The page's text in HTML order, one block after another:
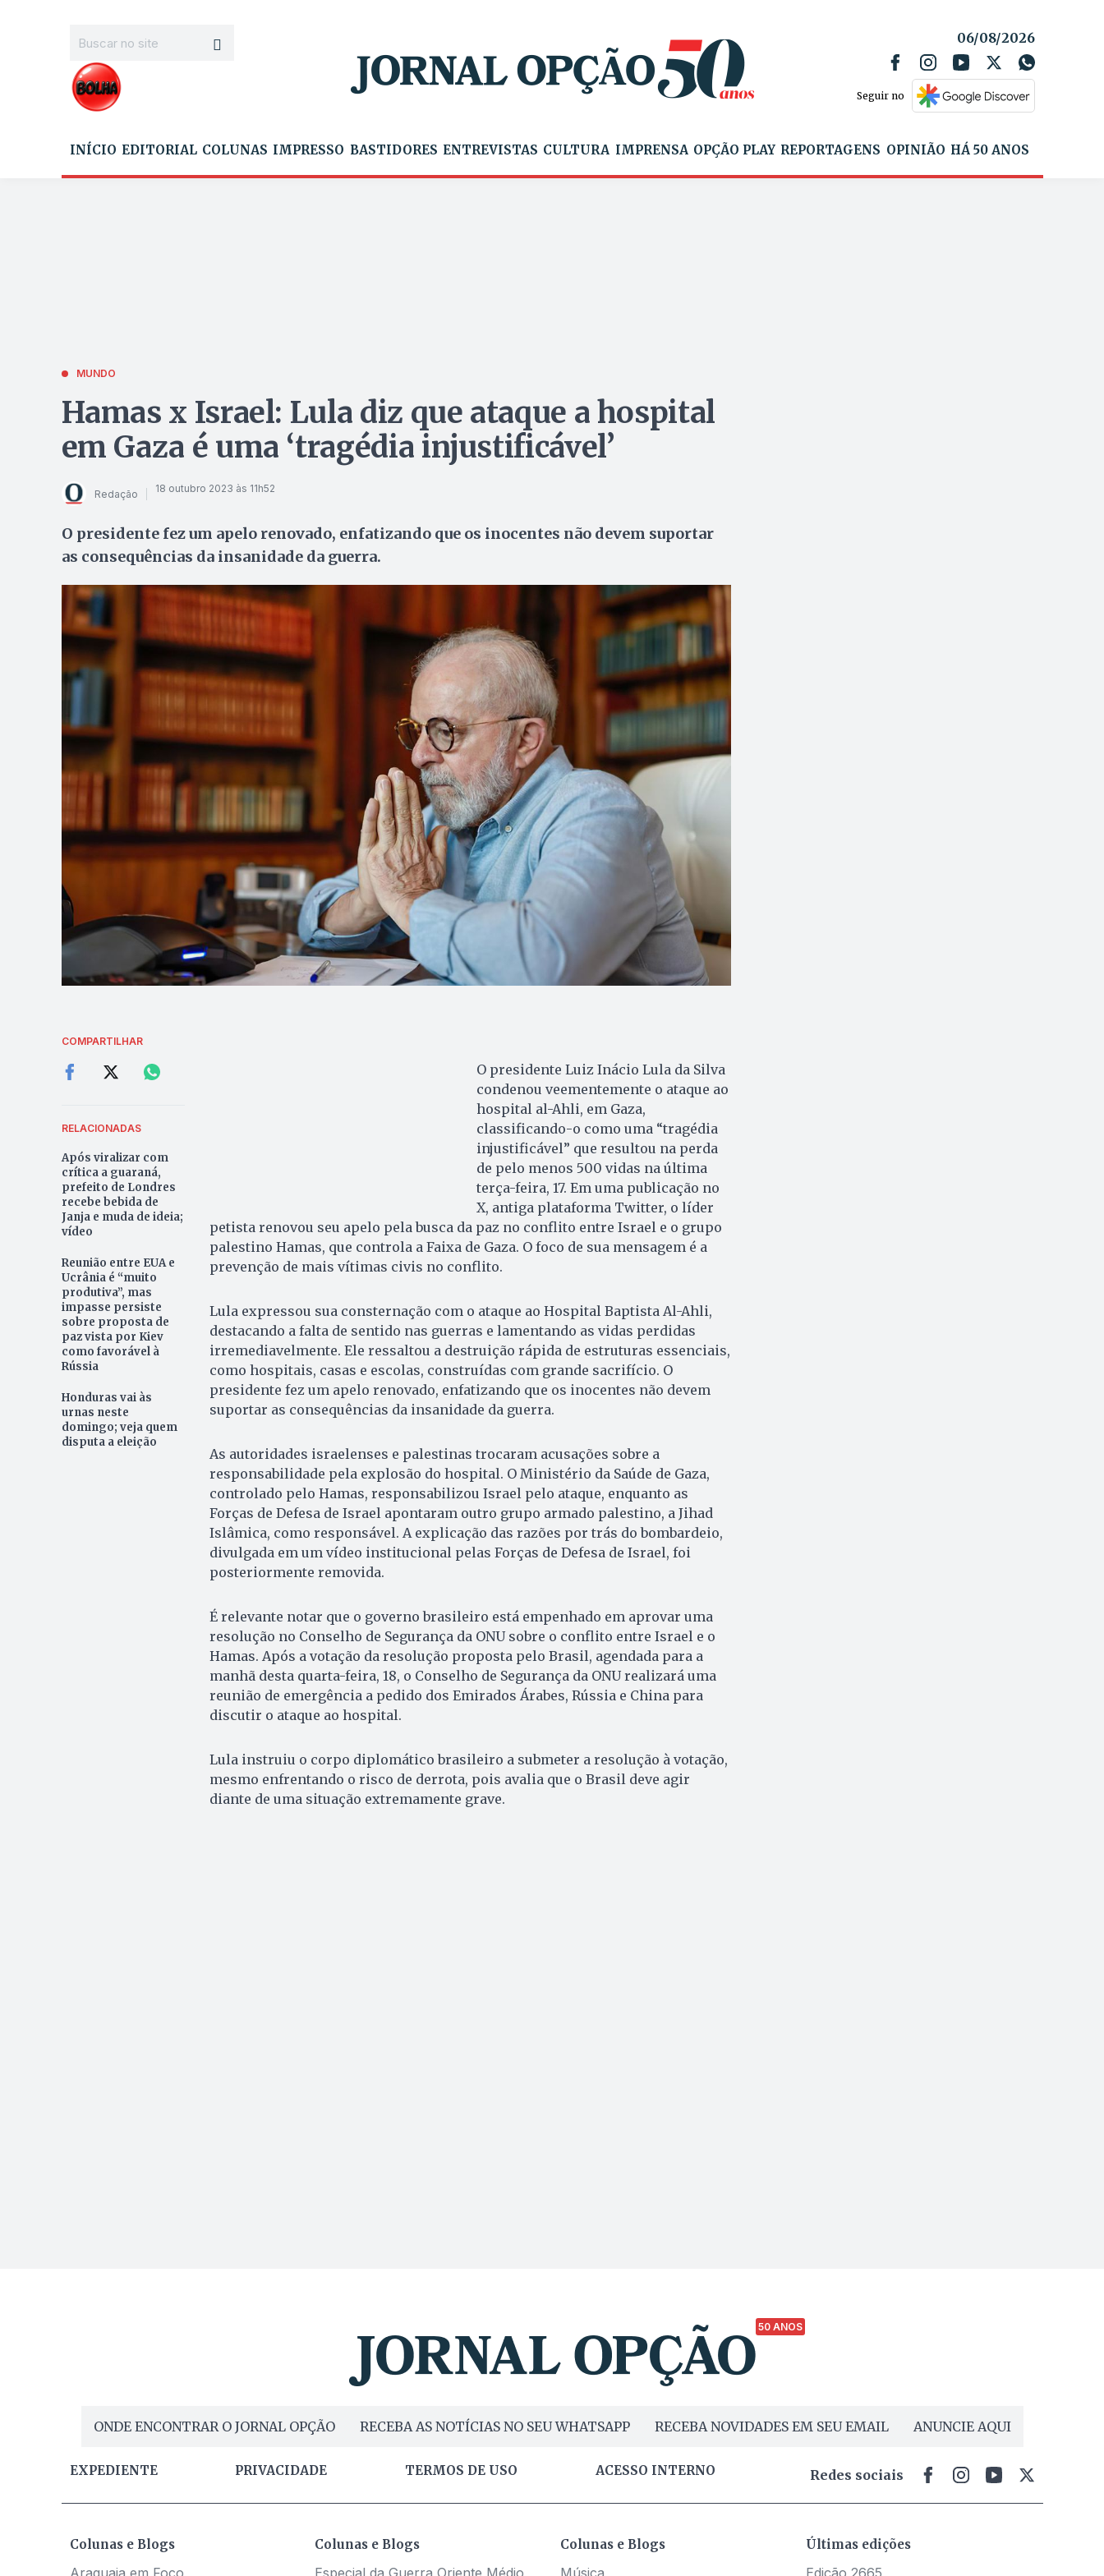
06/08/2026
Seguir no
INÍCIO EDITORIAL COLUNAS IMPRESSO BASTIDORES ENTREVISTAS CULTURA IMPRENSA OPÇÃO PLAY REPORTAGENS OPINIÃO HÁ 50 ANOS
MUNDO
Hamas x Israel: Lula diz que ataque a hospital
em Gaza é uma ‘tragédia injustificável’
Redação 18 outubro 2023 às 11h52
O presidente fez um apelo renovado, enfatizando que os inocentes não devem suportar
as consequências da insanidade da guerra.
COMPARTILHAR
RELACIONADAS
Após viralizar com
crítica a guaraná,
prefeito de Londres
recebe bebida de
Janja e muda de ideia;
vídeo
Reunião entre EUA e
Ucrânia é “muito
produtiva”, mas
impasse persiste
sobre proposta de
paz vista por Kiev
como favorável à
Rússia
Honduras vai às
urnas neste
domingo; veja quem
disputa a eleição
O presidente Luiz Inácio Lula da Silva
condenou veementemente o ataque ao
hospital al-Ahli, em Gaza,
classificando-o como uma “tragédia
injustificável” que resultou na perda
de pelo menos 500 vidas na última
terça-feira, 17. Em uma publicação no
X, antiga plataforma Twitter, o líder
petista renovou seu apelo pela busca da paz no conflito entre Israel e o grupo
palestino Hamas, que controla a Faixa de Gaza. O foco de sua mensagem é a
prevenção de mais vítimas civis no conflito.
Lula expressou sua consternação com o ataque ao Hospital Baptista Al-Ahli,
destacando a falta de sentido nas guerras e lamentando as vidas perdidas
irremediavelmente. Ele ressaltou a destruição rápida de estruturas essenciais,
como hospitais, casas e escolas, construídas com grande sacrifício. O
presidente fez um apelo renovado, enfatizando que os inocentes não devem
suportar as consequências da insanidade da guerra.
As autoridades israelenses e palestinas trocaram acusações sobre a
responsabilidade pela explosão do hospital. O Ministério da Saúde de Gaza,
controlado pelo Hamas, responsabilizou Israel pelo ataque, enquanto as
Forças de Defesa de Israel apontaram outro grupo armado palestino, a Jihad
Islâmica, como responsável. A explicação das razões por trás do bombardeio,
divulgada em um vídeo institucional pelas Forças de Defesa de Israel, foi
posteriormente removida.
É relevante notar que o governo brasileiro está empenhado em aprovar uma
resolução no Conselho de Segurança da ONU sobre o conflito entre Israel e o
Hamas. Após a votação da resolução proposta pelo Brasil, agendada para a
manhã desta quarta-feira, 18, o Conselho de Segurança da ONU realizará uma
reunião de emergência a pedido dos Emirados Árabes, Rússia e China para
discutir o ataque ao hospital.
Lula instruiu o corpo diplomático brasileiro a submeter a resolução à votação,
mesmo enfrentando o risco de derrota, pois avalia que o Brasil deve agir
diante de uma situação extremamente grave.
50 ANOS
ONDE ENCONTRAR O JORNAL OPÇÃO RECEBA AS NOTÍCIAS NO SEU WHATSAPP RECEBA NOVIDADES EM SEU EMAIL ANUNCIE AQUI
EXPEDIENTE PRIVACIDADE TERMOS DE USO ACESSO INTERNO Redes sociais
Colunas e Blogs
Araguaia em Foco
Colunas e Blogs
Especial da Guerra Oriente Médio
Colunas e Blogs
Música
Últimas edições
Edição 2665